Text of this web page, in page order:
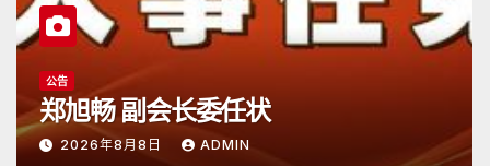
日本潮汕总商会开放申请
2026年6月15日